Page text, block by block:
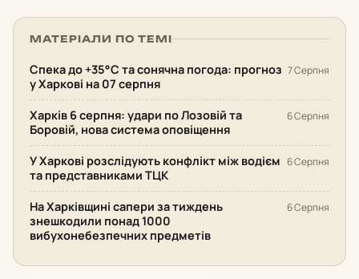
МАТЕРІАЛИ ПО ТЕМІ
Спека до +35°С та сонячна погода: прогноз
у Харкові на 07 серпня
7 Серпня
Харків 6 серпня: удари по Лозовій та
Боровій, нова система оповіщення
6 Серпня
У Харкові розслідують конфлікт між водієм
та представниками ТЦК
6 Серпня
На Харківщині сапери за тиждень
знешкодили понад 1000
вибухонебезпечних предметів
6 Серпня